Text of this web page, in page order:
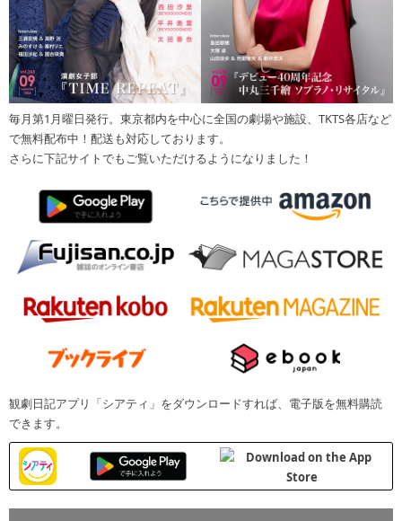
毎月第1月曜日発行。東京都内を中心に全国の劇場や施設、TKTS各店など
で無料配布中！配送も対応しております。
さらに下記サイトでもご覧いただけるようになりました！
観劇日記アプリ「シアティ」をダウンロードすれば、電子版を無料購読
できます。